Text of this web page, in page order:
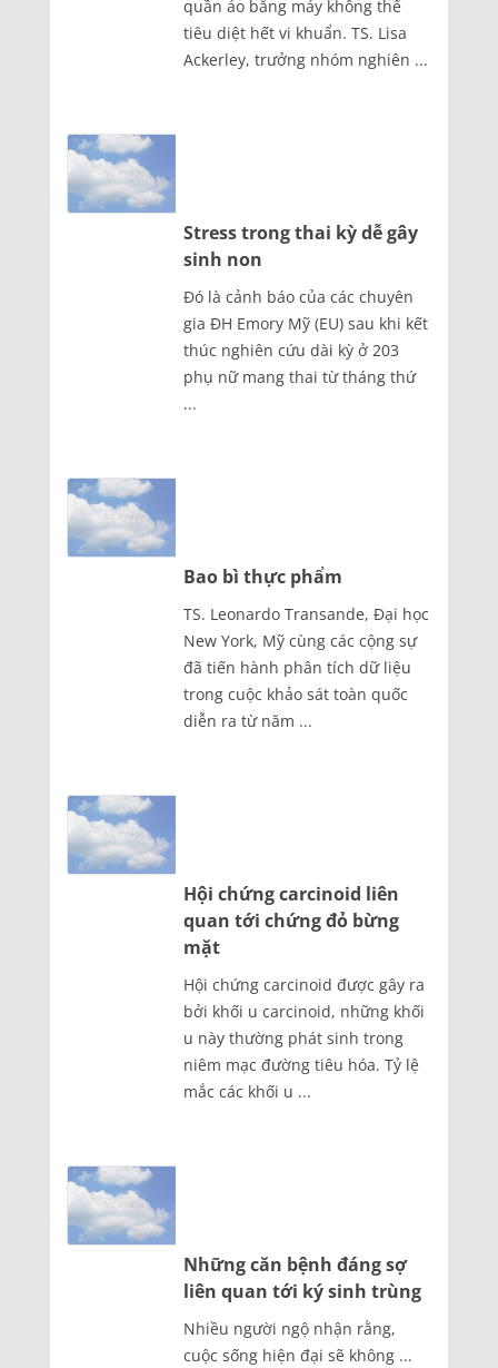
quần áo bằng máy không thể
tiêu diệt hết vi khuẩn. TS. Lisa
Ackerley, trưởng nhóm nghiên ...
Stress trong thai kỳ dễ gây
sinh non
Đó là cảnh báo của các chuyên
gia ĐH Emory Mỹ (EU) sau khi kết
thúc nghiên cứu dài kỳ ở 203
phụ nữ mang thai từ tháng thứ
...
Bao bì thực phẩm
TS. Leonardo Transande, Đại học
New York, Mỹ cùng các cộng sự
đã tiến hành phân tích dữ liệu
trong cuộc khảo sát toàn quốc
diễn ra từ năm ...
Hội chứng carcinoid liên
quan tới chứng đỏ bừng
mặt
Hội chứng carcinoid được gây ra
bởi khối u carcinoid, những khối
u này thường phát sinh trong
niêm mạc đường tiêu hóa. Tỷ lệ
mắc các khối u ...
Những căn bệnh đáng sợ
liên quan tới ký sinh trùng
Nhiều người ngộ nhận rằng,
cuộc sống hiện đại sẽ không ...